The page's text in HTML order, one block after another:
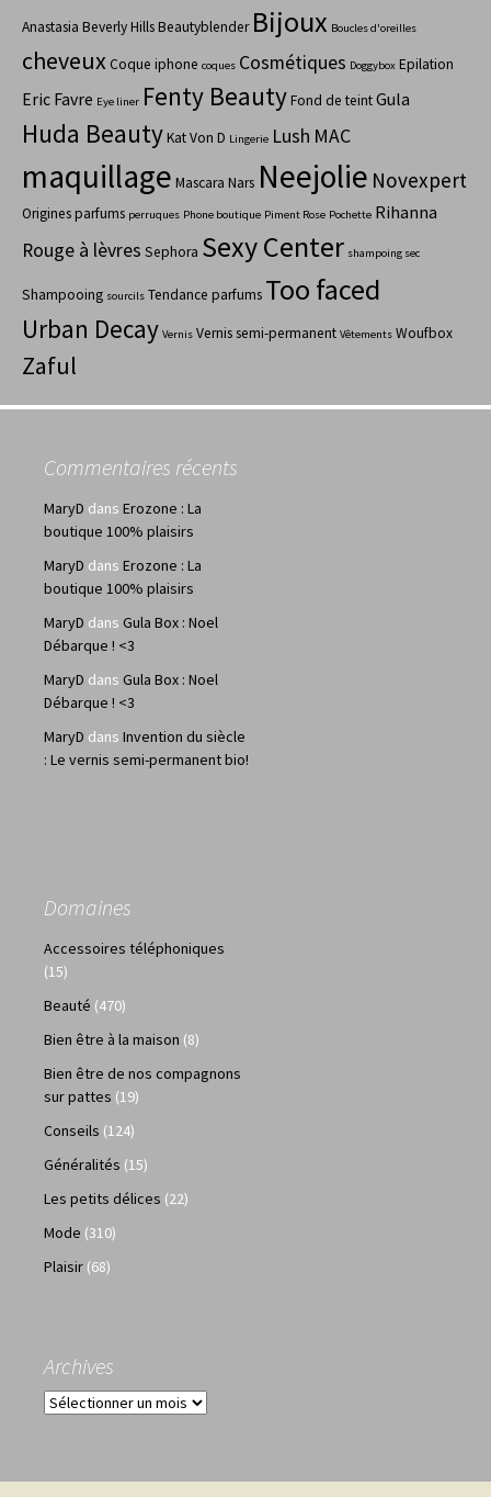
Anastasia Beverly HillsBeautyblender Bijoux Boucles d'oreilles
cheveuxCoque iphone coques Cosmétiques Doggybox Epilation
Eric Favre Eye liner Fenty BeautyFond de teintGula
Huda BeautyKat Von D Lingerie Lush MAC
maquillage Mascara Nars Neejolie Novexpert
Origines parfums perruques Phone boutique Piment Rose Pochette Rihanna
Rouge à lèvres Sephora Sexy Center shampoing sec
Shampooing sourcils Tendance parfums Too faced
Urban Decay Vernis Vernis semi-permanent Vêtements Woufbox
Zaful
Commentaires récents
MaryD dans Erozone : La
boutique 100% plaisirs
MaryD dans Erozone : La
boutique 100% plaisirs
MaryD dans Gula Box : Noel
Débarque ! <3
MaryD dans Gula Box : Noel
Débarque ! <3
MaryD dans Invention du siècle
: Le vernis semi-permanent bio!
Domaines
Accessoires téléphoniques
(15)
Beauté (470)
Bien être à la maison (8)
Bien être de nos compagnons
sur pattes (19)
Conseils (124)
Généralités (15)
Les petits délices (22)
Mode (310)
Plaisir (68)
Archives
Archives